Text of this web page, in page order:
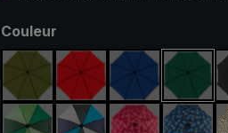
Sélectionnez
Couleur
vert oliverouge bleu royalvert